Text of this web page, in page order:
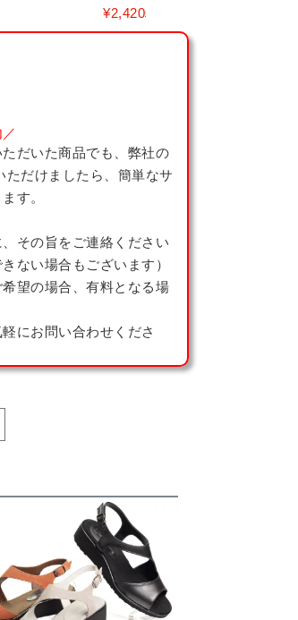
¥2,420税込
だいた商品でも、弊社の
だけましたら、簡単なサ
す。
その旨をご連絡ください
ない場合もございます）
望の場合、有料となる場
にお問い合わせくださ